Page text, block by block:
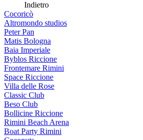
Indietro
Cocoricò
Altromondo studios
Peter Pan
Matis Bologna
Baia Imperiale
Byblos Riccione
Frontemare Rimini
Space Riccione
Villa delle Rose
Classic Club
Beso Club
Bollicine Riccione
Rimini Beach Arena
Boat Party Rimini